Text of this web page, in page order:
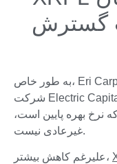
گسترش
به طور خاص، Eri Carpe Diem داده های مبتنی بر GitHub
شرکت Electric Capital را به اشتراک گذاشت. او تاکید می کند
نرخ بهره پایین است،
غیرعادی نیست.
علیرغم کاهش بیشتر،